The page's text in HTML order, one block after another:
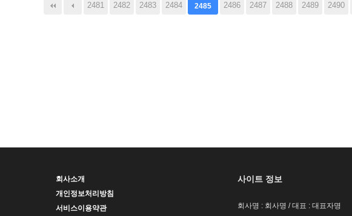
2481 2482 2483 2484 2485 2486 2487 2488 2489 2490
다음 맨끝
회사소개
개인정보처리방침
서비스이용약관
사이트 정보
회사명 : 회사명 / 대표 : 대표자명